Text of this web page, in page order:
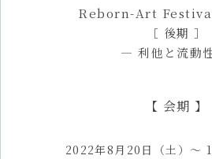
Reborn-Art
［ 後期 ］
— 利他と流動
【 会期 】
2022年8月20日（土）～